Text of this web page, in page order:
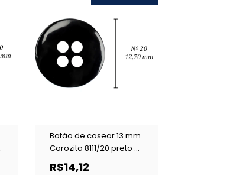
Botão de casear 13 mm
Corozita 8111/20 preto c/
144 un
R$14,12